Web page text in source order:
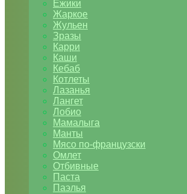
Ежики
Жаркое
Жульен
Зразы
Карри
Каши
Кебаб
Котлеты
Лазанья
Лангет
Лобио
Мамалыга
Манты
Мясо по-французски
Омлет
Отбивные
Паста
Паэлья